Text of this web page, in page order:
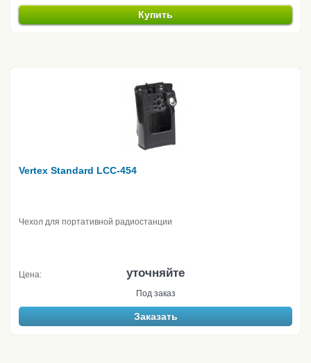
Купить
Vertex Standard LCC-454
Чехол для портативной радиостанции
Цена: уточняйте
Под заказ
Заказать